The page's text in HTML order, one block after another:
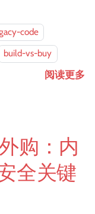
code
build-vs-buy
阅读更多
购：内
全关键